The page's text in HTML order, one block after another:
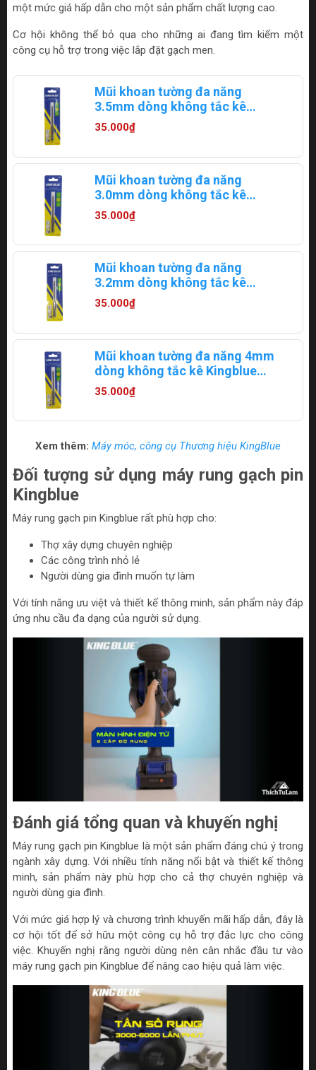
một mức giá hấp dẫn cho một sản phẩm chất lượng cao.
Cơ hội không thể bỏ qua cho những ai đang tìm kiếm một
công cụ hỗ trợ trong việc lắp đặt gạch men.
Mũi khoan tường đa năng
3.5mm dòng không tắc kê
Kingblue KBLJ-03.5x100
35.000₫
Mũi khoan tường đa năng
3.0mm dòng không tắc kê
Kingblue KBLJ-03x100
35.000₫
Mũi khoan tường đa năng
3.2mm dòng không tắc kê
Kingblue KBLJ-03.2x100
35.000₫
Mũi khoan tường đa năng 4mm
dòng không tắc kê Kingblue
KBLJ-04x100
35.000₫
Xem thêm: Máy móc, công cụ Thương hiệu KingBlue
Đối tượng sử dụng máy rung gạch pin
Kingblue
Máy rung gạch pin Kingblue rất phù hợp cho:
Thợ xây dựng chuyên nghiệp
Các công trình nhỏ lẻ
Người dùng gia đình muốn tự làm
Với tính năng ưu việt và thiết kế thông minh, sản phẩm này đáp
ứng nhu cầu đa dạng của người sử dụng.
Đánh giá tổng quan và khuyến nghị
Máy rung gạch pin Kingblue là một sản phẩm đáng chú ý trong
ngành xây dựng. Với nhiều tính năng nổi bật và thiết kế thông
minh, sản phẩm này phù hợp cho cả thợ chuyên nghiệp và
người dùng gia đình.
Với mức giá hợp lý và chương trình khuyến mãi hấp dẫn, đây là
cơ hội tốt để sở hữu một công cụ hỗ trợ đắc lực cho công
việc. Khuyến nghị rằng người dùng nên cân nhắc đầu tư vào
máy rung gạch pin Kingblue để nâng cao hiệu quả làm việc.